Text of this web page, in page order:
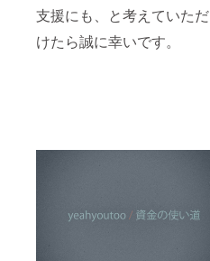
支援にも、と考えていただ
けたら誠に幸いです。